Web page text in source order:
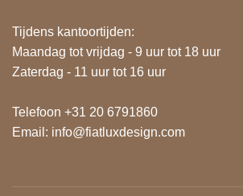
Tijdens kantoortijden:
Maandag tot vrijdag - 9 uur tot 18 uur
Zaterdag - 11 uur tot 16 uur
Telefoon +31 20 6791860
Email: info@fiatluxdesign.com